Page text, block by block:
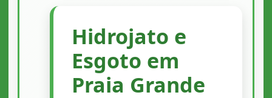
Hidrojato e
Esgoto em
Praia Grande